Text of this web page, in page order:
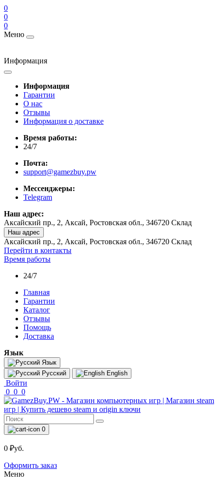
0
0
0
Меню
Информация
Информация
Гарантии
О нас
Отзывы
Информация о доставке
Время работы:
24/7
Почта:
support@gamezbuy.pw
Мессенджеры:
Telegram
Наш адрес:
Аксайский пр., 2, Аксай, Ростовская обл., 346720 Склад
Наш адрес
Аксайский пр., 2, Аксай, Ростовская обл., 346720 Склад
Перейти в контакты
Время работы
24/7
Главная
Гарантии
Каталог
Отзывы
Помощь
Доставка
Язык
Язык
Русский
English
Войти
0 0 0
0
0 ₽уб.
Оформить заказ
Меню